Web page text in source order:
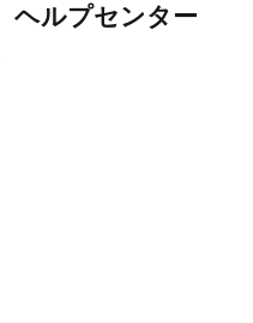
ヘルプセンター